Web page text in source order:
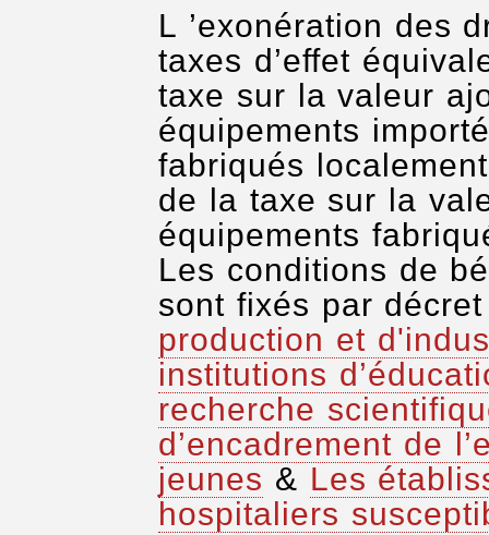
L ’exonération des
taxes d’effet
taxe sur la valeur
équipements
fabriqués
de la taxe sur la
équipements
Les conditions de
sont fixés par
production et
institutions
recherche
d’encadrement de
jeunes & Les
hospitaliers